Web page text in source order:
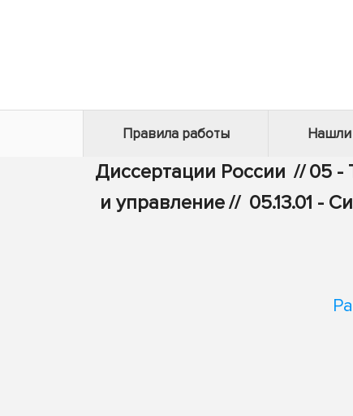
Правила работы
Диссертации России // 05 -
и управление// 05.13.01 -